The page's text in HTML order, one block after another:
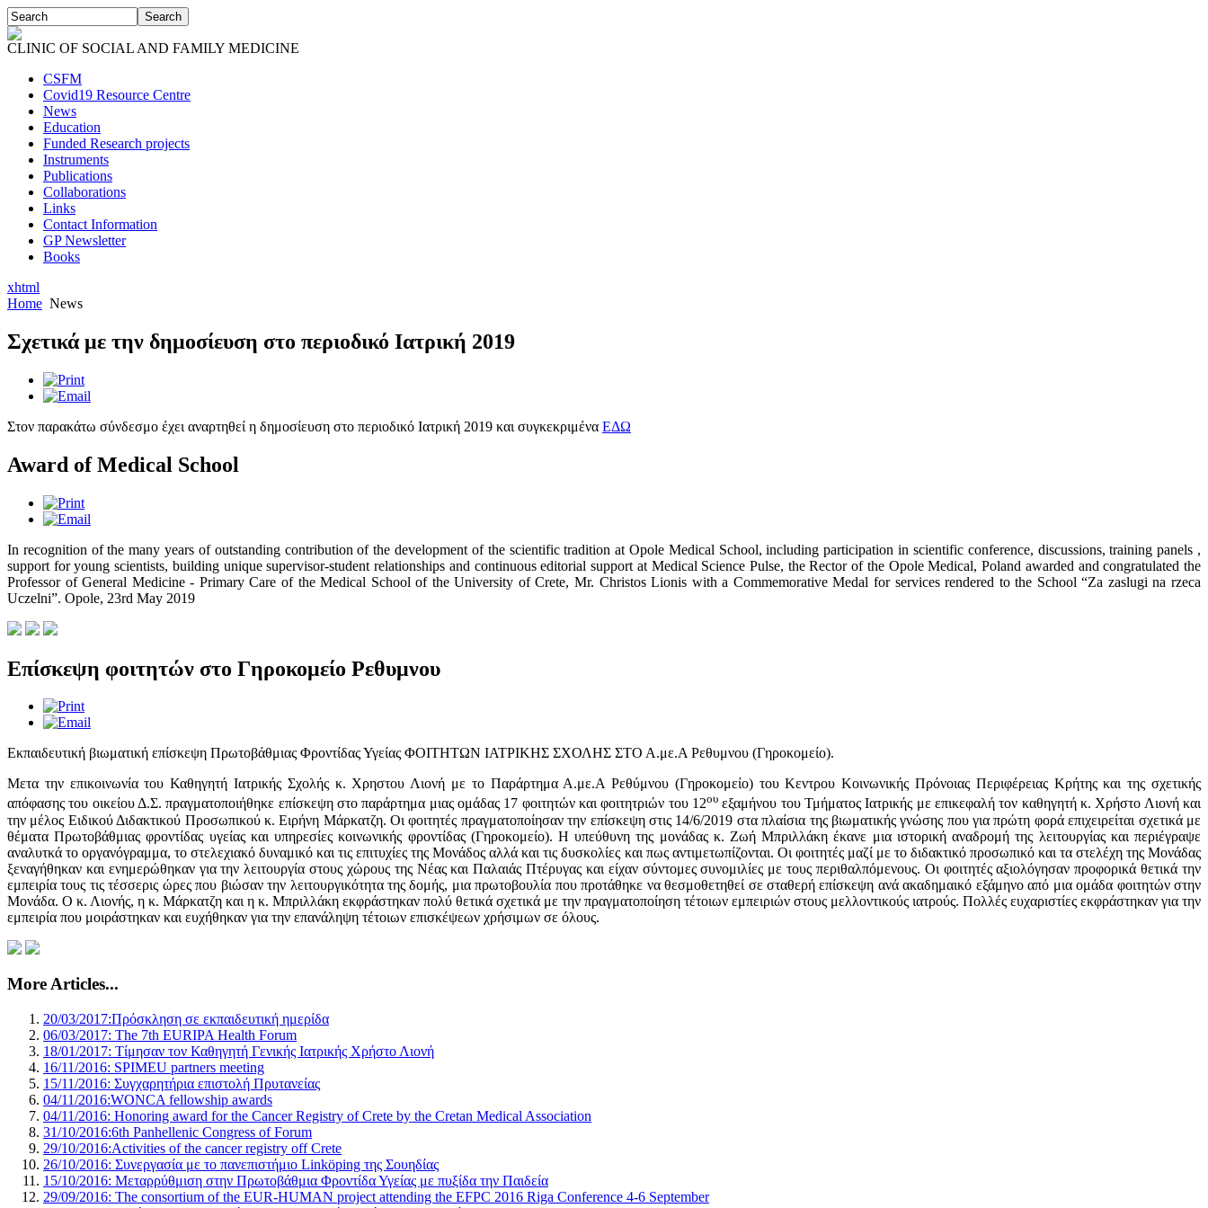
CLINIC OF SOCIAL AND FAMILY MEDICINE
CSFM
Covid19 Resource Centre
News
Education
Funded Research projects
Instruments
Publications
Collaborations
Links
Contact Information
GP Newsletter
Books
xhtml
Home News
Σχετικά με την δημοσίευση στο περιοδικό Ιατρική 2019
Στον παρακάτω σύνδεσμο έχει αναρτηθεί η δημοσίευση στο περιοδικό Ιατρική 2019 και συγκεκριμένα ΕΔΩ
Award of Medical School
In recognition of the many years of outstanding contribution of the development of the scientific tradition at Opole Medical School, including participation in scientific conference, discussions, training panels ,
support for young scientists, building unique supervisor-student relationships and continuous editorial support at Medical Science Pulse, the Rector of the Opole Medical, Poland awarded and congratulated the
Professor of General Medicine - Primary Care of the Medical School of the University of Crete, Mr. Christos Lionis with a Commemorative Medal for services rendered to the School “Za zaslugi na rzeca
Uczelni”. Opole, 23rd May 2019
Επίσκεψη φοιτητών στο Γηροκομείο Ρεθυμνου
Εκπαιδευτική βιωματική επίσκεψη Πρωτοβάθμιας Φροντίδας Υγείας ΦΟΙΤΗΤΩΝ ΙΑΤΡΙΚΗΣ ΣΧΟΛΗΣ ΣΤΟ Α.με.Α Ρεθυμνου (Γηροκομείο).
Mετα την επικοινωνία του Καθηγητή Ιατρικής Σχολής κ. Χρηστου Λιονή με το Παράρτημα Α.με.Α Ρεθύμνου (Γηροκομείο) του Κεντρου Κοινωνικής Πρόνοιας Περιφέρειας Κρήτης και της σχετικής
απόφασης του οικείου Δ.Σ. πραγματοποιήθηκε επίσκεψη στο παράρτημα μιας ομάδας 17 φοιτητών και φοιτητριών του 12ου εξαμήνου του Τμήματος Ιατρικής με επικεφαλή τον καθηγητή κ. Χρήστο Λιονή και
την μέλος Ειδικού Διδακτικού Προσωπικού κ. Ειρήνη Μάρκατζη. Οι φοιτητές πραγματοποίησαν την επίσκεψη στις 14/6/2019 στα πλαίσια της βιωματικής γνώσης που για πρώτη φορά επιχειρείται σχετικά με
θέματα Πρωτοβάθμιας φροντίδας υγείας και υπηρεσίες κοινωνικής φροντίδας (Γηροκομείο). Η υπεύθυνη της μονάδας κ. Ζωή Μπριλλάκη έκανε μια ιστορική αναδρομή της λειτουργίας και περιέγραψε
αναλυτκά το οργανόγραμμα, το στελεχιακό δυναμικό και τις επιτυχίες της Μονάδος αλλά και τις δυσκολίες και πως αντιμετωπίζονται. Οι φοιτητές μαζί με το διδακτικό προσωπικό και τα στελέχη της Μονάδας
ξεναγήθηκαν και ενημερώθηκαν για την λειτουργία στους χώρους της Νέας και Παλαιάς Πτέρυγας και είχαν σύντομες συνομιλίες με τους περιθαλπόμενους. Οι φοιτητές αξιολόγησαν προφορικά θετικά την
εμπειρία τους τις τέσσερις ώρες που βιώσαν την λειτουργικότητα της δομής, μια πρωτοβουλία που προτάθηκε να θεσμοθετηθεί σε σταθερή επίσκεψη ανά ακαδημαικό εξάμηνο από μια ομάδα φοιτητών στην
Μονάδα. Ο κ. Λιονής, η κ. Μάρκατζη και η κ. Μπριλλάκη εκφράστηκαν πολύ θετικά σχετικά με την πραγματοποίηση τέτοιων εμπειριών στους μελλοντικούς ιατρούς. Πολλές ευχαριστίες εκφράστηκαν για την
εμπειρία που μοιράστηκαν και ευχήθηκαν για την επανάληψη τέτοιων επισκέψεων χρήσιμων σε όλους.
More Articles...
20/03/2017:Πρόσκληση σε εκπαιδευτική ημερίδα
06/03/2017: The 7th EURIPA Health Forum
18/01/2017: Τίμησαν τον Καθηγητή Γενικής Ιατρικής Χρήστο Λιονή
16/11/2016: SPIMEU partners meeting
15/11/2016: Συγχαρητήρια επιστολή Πρυτανείας
04/11/2016:WONCA fellowship awards
04/11/2016: Honoring award for the Cancer Registry of Crete by the Cretan Medical Association
31/10/2016:6th Panhellenic Congress of Forum
29/10/2016:Activities of the cancer registry off Crete
26/10/2016: Συνεργασία με το πανεπιστήμιο Linköping της Σουηδίας
15/10/2016: Μεταρρύθμιση στην Πρωτοβάθμια Φροντίδα Υγείας με πυξίδα την Παιδεία
29/09/2016: The consortium of the EUR-HUMAN project attending the EFPC 2016 Riga Conference 4-6 September